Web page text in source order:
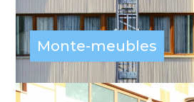
Monte-meubles